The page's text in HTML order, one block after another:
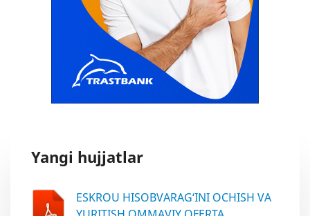
Yangi hujjatlar
ESKROU HISOBVARAG‘INI OCHISH VA